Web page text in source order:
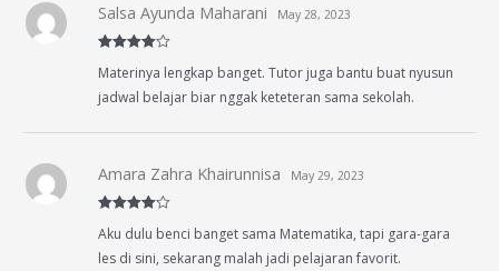
out of 5
Salsa Ayunda Maharani May 28, 2023
Materinya lengkap banget. Tutor juga bantu buat nyusun
jadwal belajar biar nggak keteteran sama sekolah.
out of 5
Amara Zahra Khairunnisa May 29, 2023
Aku dulu benci banget sama Matematika, tapi gara-gara
les di sini, sekarang malah jadi pelajaran favorit.